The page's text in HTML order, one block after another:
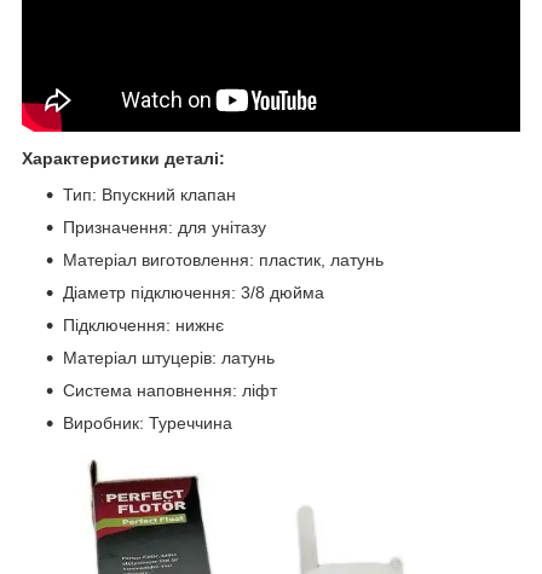
Характеристики деталі:
Тип: Впускний клапан
Призначення: для унітазу
Матеріал виготовлення: пластик, латунь
Діаметр підключення: 3/8 дюйма
Підключення: нижнє
Матеріал штуцерів: латунь
Система наповнення: ліфт
Виробник: Туреччина